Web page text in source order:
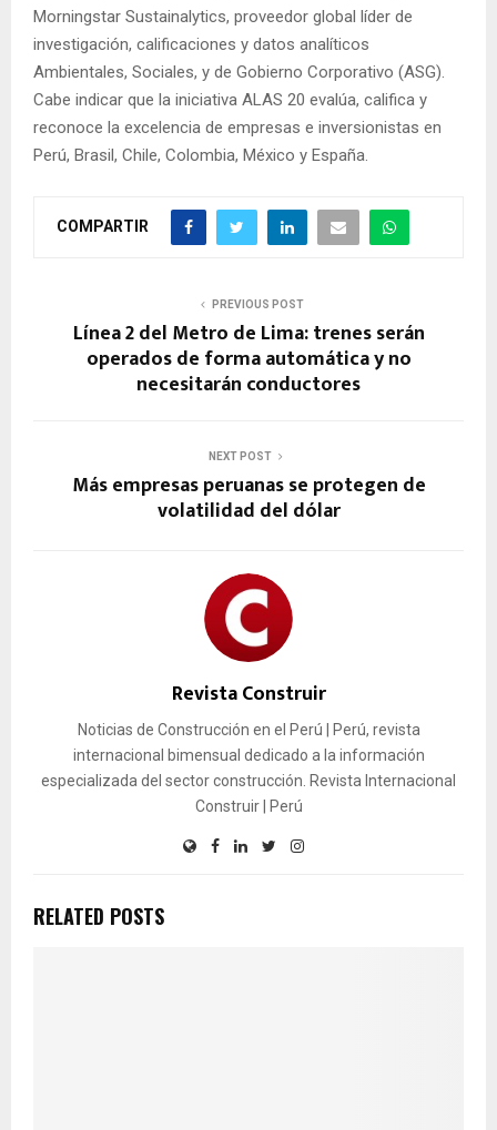
Morningstar Sustainalytics, proveedor global líder de
investigación, calificaciones y datos analíticos
Ambientales, Sociales, y de Gobierno Corporativo (ASG).
Cabe indicar que la iniciativa ALAS 20 evalúa, califica y
reconoce la excelencia de empresas e inversionistas en
Perú, Brasil, Chile, Colombia, México y España.
COMPARTIR
PREVIOUS POST
Línea 2 del Metro de Lima: trenes serán
operados de forma automática y no
necesitarán conductores
NEXT POST
Más empresas peruanas se protegen de
volatilidad del dólar
Revista Construir
Noticias de Construcción en el Perú | Perú, revista
internacional bimensual dedicado a la información
especializada del sector construcción. Revista Internacional
Construir | Perú
RELATED POSTS